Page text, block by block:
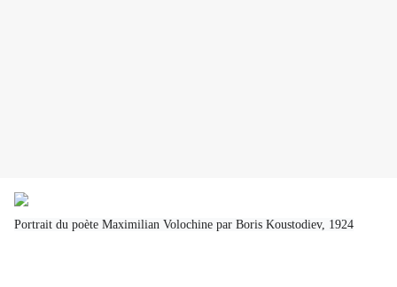
Portrait du poète Maximilian Volochine par Boris Koustodiev, 1924